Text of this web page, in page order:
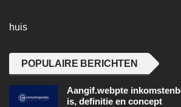
huis
POPULAIRE BERICHTEN
Aangif.webpte
is, definitie en concept